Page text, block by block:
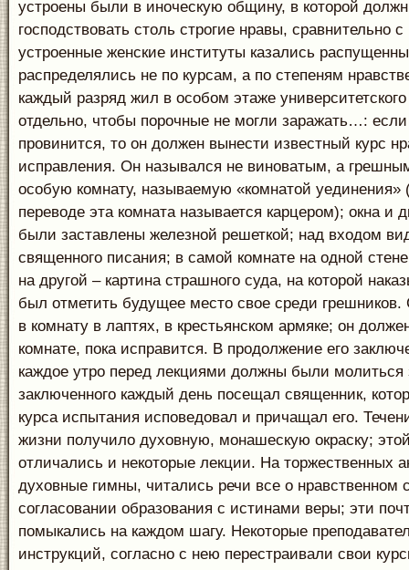
устроены были в иноческую общину, в которой
господствовать столь строгие нравы, сравнительно
устроенные женские институты казались
распределялись не по курсам, а по степеням
каждый разряд жил в особом этаже
отдельно, чтобы порочные не могли заражать…: если
провинится, то он должен вынести известный курс
исправления. Он назывался не виноватым, а
особую комнату, называемую «комнатой
переводе эта комната называется карцером); окна и
были заставлены железной решеткой; над входом
священного писания; в самой комнате на одной
на другой – картина страшного суда, на которой
был отметить будущее место свое среди грешников.
в комнату в лаптях, в крестьянском армяке; он
комнате, пока исправится. В продолжение его
каждое утро перед лекциями должны были молиться
заключенного каждый день посещал священник,
курса испытания исповедовал и причащал его.
жизни получило духовную, монашескую окраску;
отличались и некоторые лекции. На торжественных
духовные гимны, читались речи все о нравственном
согласовании образования с истинами веры; эти
помыкались на каждом шагу. Некоторые
инструкций, согласно с нею перестраивали свои